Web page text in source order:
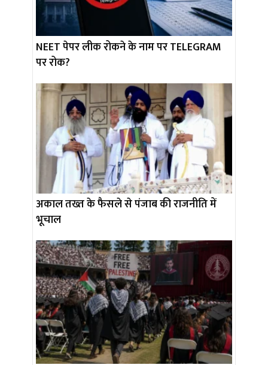
NEET पेपर लीक रोकने के नाम पर TELEGRAM
पर रोक?
अकाल तख्त के फैसले से पंजाब की राजनीति में
भूचाल